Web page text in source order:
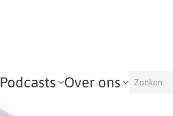
Podcasts Over ons